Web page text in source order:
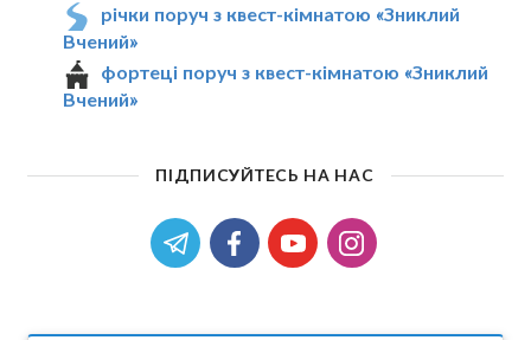
річки поруч з квест-кімнатою «Зниклий
Вчений»
фортеці поруч з квест-кімнатою «Зниклий
Вчений»
ПІДПИСУЙТЕСЬ НА НАС